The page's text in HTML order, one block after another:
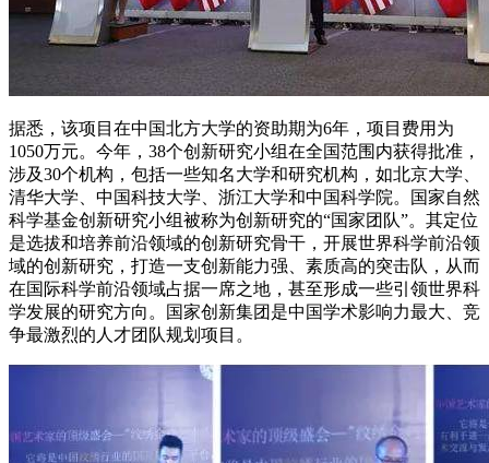
据悉，该项目在中国北方大学的资助期为6年，项目费用为
1050万元。今年，38个创新研究小组在全国范围内获得批准，
涉及30个机构，包括一些知名大学和研究机构，如北京大学、
清华大学、中国科技大学、浙江大学和中国科学院。国家自然
科学基金创新研究小组被称为创新研究的“国家团队”。其定位
是选拔和培养前沿领域的创新研究骨干，开展世界科学前沿领
域的创新研究，打造一支创新能力强、素质高的突击队，从而
在国际科学前沿领域占据一席之地，甚至形成一些引领世界科
学发展的研究方向。国家创新集团是中国学术影响力最大、竞
争最激烈的人才团队规划项目。